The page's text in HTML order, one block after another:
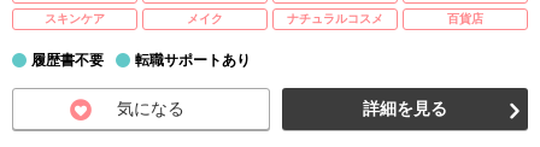
スキンケア
メイク ナチュラルコスメ 百貨店
履歴書不要 転職サポートあり
気になる 詳細を見る